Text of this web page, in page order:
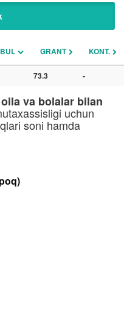
GRANT KONT.
73.3 -
va bolalar bilan
uchun
soni hamda